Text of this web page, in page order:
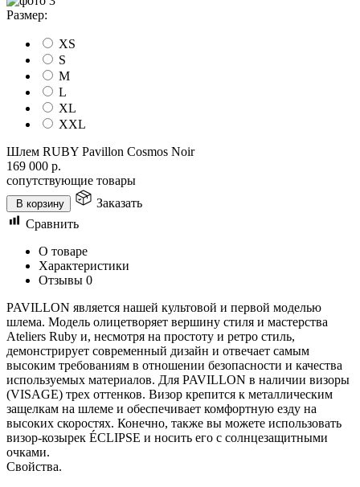
Размер:
XS
S
M
L
XL
XXL
Шлем RUBY Pavillon Cosmos Noir
169 000 р.
сопутствующие товары
В корзину
Заказать
Сравнить
О товаре
Характеристики
Отзывы 0
PAVILLON является нашей культовой и первой моделью
шлема. Модель олицетворяет вершину стиля и мастерства
Ateliers Ruby и, несмотря на простоту и ретро стиль,
демонстрирует современный дизайн и отвечает самым
высоким требованиям в отношении безопасности и качества
используемых материалов. Для PAVILLON в наличии визоры
(VISAGE) трех оттенков. Визор крепится к металлическим
защелкам на шлеме и обеспечивает комфортную езду на
высоких скоростях. Конечно, также вы можете использовать
визор-козырек ÉCLIPSE и носить его с солнцезащитными
очками.
Свойства.